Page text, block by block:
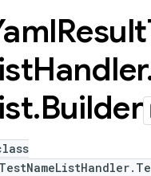
Result
Handler
.Builder